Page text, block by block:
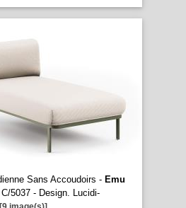
Sans Accoudoirs - Emu
5037 - Design. Lucidi-